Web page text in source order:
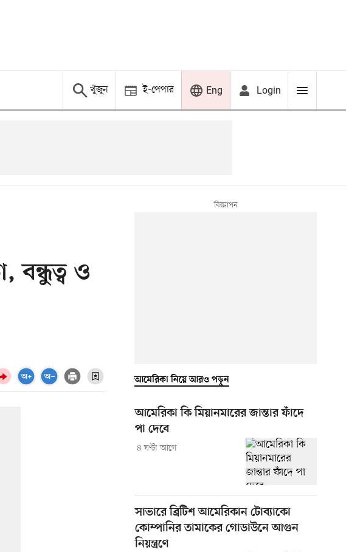
খুঁজুন ই-পেপার Eng Login
বন্ধুত্ব ও
আমেরিকা নিয়ে আরও পড়ুন
আমেরিকা কি মিয়ানমারের জান্তার ফাঁদে
পা দেবে
৪ ঘণ্টা আগে
সাভারে ব্রিটিশ আমেরিকান টোব্যাকো
কোম্পানির তামাকের গোডাউনে আগুন
নিয়ন্ত্রণে